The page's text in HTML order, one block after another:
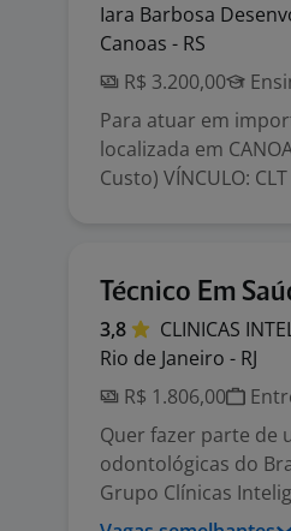
Iara Barbosa
Canoas - RS
R$ 3.200,00
Para atuar em
localizada em
Custo) VÍNCULO:
Técnico Em
3,8 CLINICAS
Rio de Janeiro - RJ
R$ 1.806,00
Quer fazer parte de
odontológicas do
Grupo Clínicas